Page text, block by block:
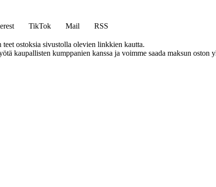
TikTok Mail
RSS
ostoksia sivustolla olevien linkkien kautta.
kaupallisten kumppanien kanssa ja voimme saada maksun oston